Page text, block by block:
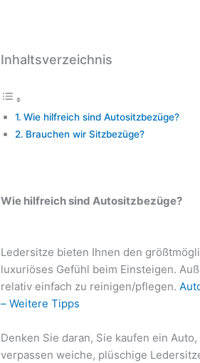
Inhaltsverzeichnis
Wie hilfreich sind Autositzbezüge?
Brauchen wir Sitzbezüge?
Wie hilfreich sind Autositzbezüge?
Ledersitze bieten Ihnen den
luxuriöses Gefühl beim Einsteigen.
relativ einfach zu reinigen/pflegen.
– Weitere Tipps
Denken Sie daran, Sie kaufen ein
verpassen weiche, plüschige